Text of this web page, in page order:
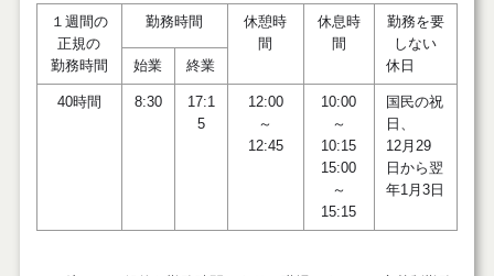
１週間の
正規の
勤務時間
勤務時間
休憩時
間
休息時
間
勤務を要
しない
休日
始業 終業
40時間 8:30
17:1
5
12:00
～
12:45
10:00
～
10:15
15:00
～
15:15
国民の祝
日、
12月29
日から翌
年1月3日